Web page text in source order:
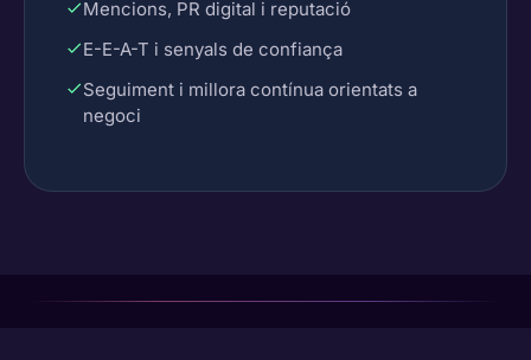
Mencions, PR digital i reputació
E-E-A-T i senyals de confiança
Seguiment i millora contínua orientats a
negoci